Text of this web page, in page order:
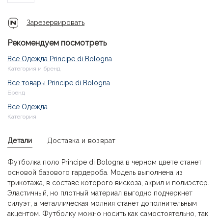
Зарезервировать
Рекомендуем посмотреть
Все Одежда Principe di Bologna
Категория и бренд
Все товары Principe di Bologna
Бренд
Все Одежда
Категория
Детали Доставка и возврат
Футболка поло Principe di Bologna в черном цвете станет
основой базового гардероба. Модель выполнена из
трикотажа, в составе которого вискоза, акрил и полиэстер.
Эластичный, но плотный материал выгодно подчеркнет
силуэт, а металлическая молния станет дополнительным
акцентом. Футболку можно носить как самостоятельно, так